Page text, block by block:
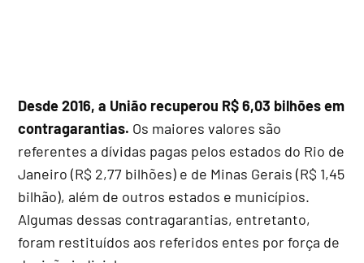
Desde 2016, a União recuperou R$ 6,03 bilhões em
contragarantias. Os maiores valores são
referentes a dívidas pagas pelos estados do Rio de
Janeiro (R$ 2,77 bilhões) e de Minas Gerais (R$ 1,45
bilhão), além de outros estados e municípios.
Algumas dessas contragarantias, entretanto,
foram restituídos aos referidos entes por força de